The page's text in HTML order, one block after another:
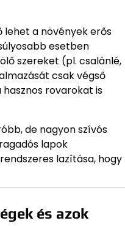
lehet a növények erős
esetben
szereket (pl. csalánlé,
csak végső
rovarokat is
de nagyon szívós
lapok
lazítása, hogy
és azok